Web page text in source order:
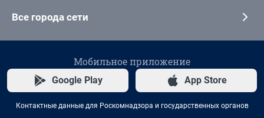
Все города сети
Мобильное приложение
Google Play App Store
Контактные данные для Роскомнадзора и государственных органов